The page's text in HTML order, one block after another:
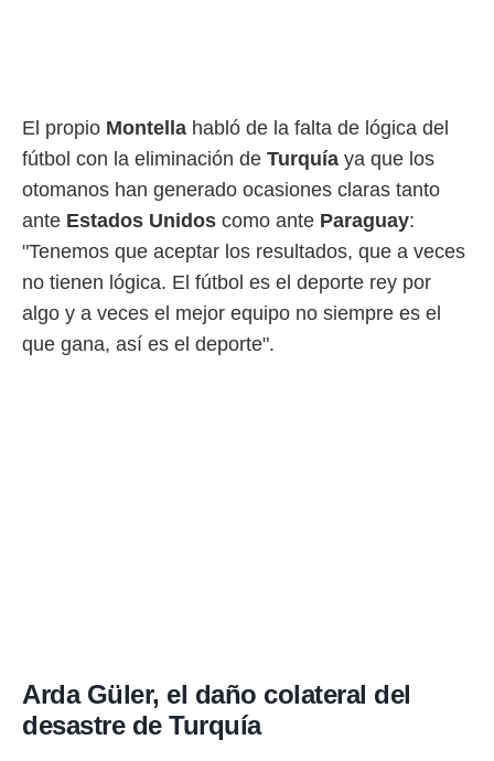
El propio Montella habló de la falta de lógica del
fútbol con la eliminación de Turquía ya que los
otomanos han generado ocasiones claras tanto
ante Estados Unidos como ante Paraguay:
"Tenemos que aceptar los resultados, que a veces
no tienen lógica. El fútbol es el deporte rey por
algo y a veces el mejor equipo no siempre es el
que gana, así es el deporte".
Arda Güler, el daño colateral del
desastre de Turquía